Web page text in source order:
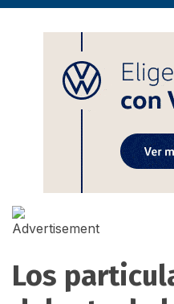
Los